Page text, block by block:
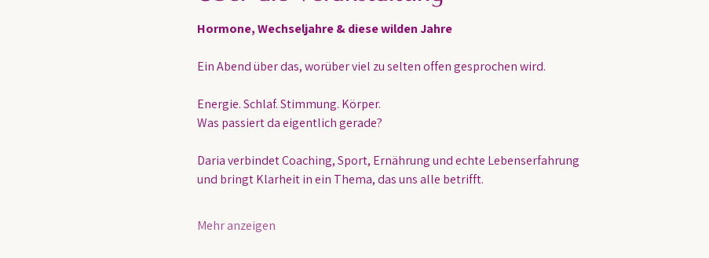
Hormone, Wechseljahre & diese wilden Jahre
Ein Abend über das, worüber viel zu selten offen gesprochen wird.
Energie. Schlaf. Stimmung. Körper.
Was passiert da eigentlich gerade?
Daria verbindet Coaching, Sport, Ernährung und echte Lebenserfahrung
und bringt Klarheit in ein Thema, das uns alle betrifft.
Mehr anzeigen